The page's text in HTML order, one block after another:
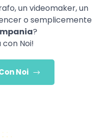
un videomaker, un
o semplicemente
?
Noi!
Noi